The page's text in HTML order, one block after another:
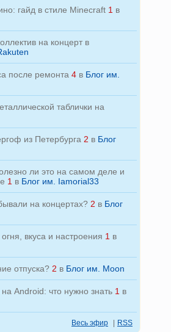
гайд в стиле Minecraft 1 в
на концерт в
после ремонта 4в Блог им.
таблички на
из Петербурга 2 в Блог
ли это на самом деле и
1 в Блог им. Iamorial33
на концертах? 2 в Блог
вкуса и настроения 1 в
отпуска? 2 в Блог им. Moon
Android: что нужно знать 1 в
Весь эфир RSS